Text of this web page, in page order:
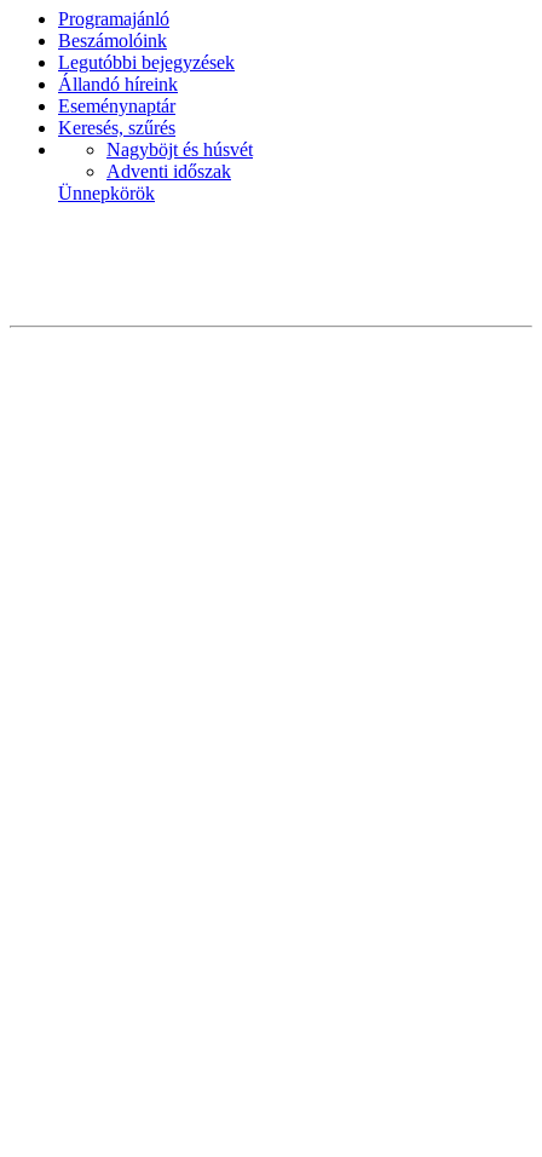
Programajánló
Beszámolóink
Legutóbbi bejegyzések
Állandó híreink
Eseménynaptár
Keresés, szűrés
Nagyböjt és húsvét
Adventi időszak
Ünnepkörök